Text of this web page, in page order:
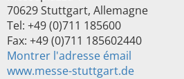
70629 Stuttgart, Allemagne
Tel: +49 (0)711 185600
Fax: +49 (0)711 185602440
Montrer l'adresse émail
www.messe-stuttgart.de